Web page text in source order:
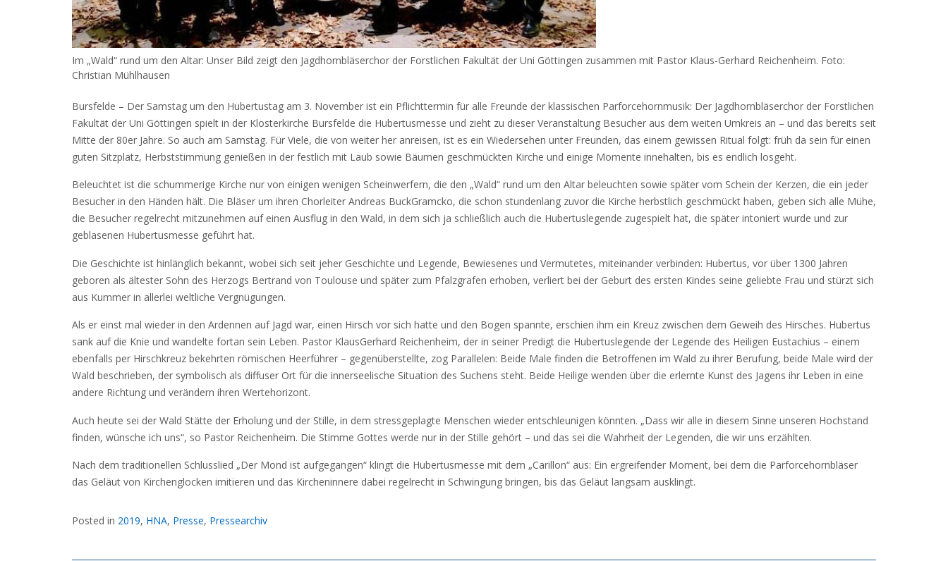
Im „Wald“ rund um den Altar: Unser Bild zeigt den Jagdhornbläserchor der Forstlichen Fakultät der Uni Göttingen zusammen mit Pastor Klaus-Gerhard Reichenheim. Foto:
Christian Mühlhausen
Bursfelde – Der Samstag um den Hubertustag am 3. November ist ein Pflichttermin für alle Freunde der klassischen Parforcehornmusik: Der Jagdhornbläserchor der Forstlichen
Fakultät der Uni Göttingen spielt in der Klosterkirche Bursfelde die Hubertusmesse und zieht zu dieser Veranstaltung Besucher aus dem weiten Umkreis an – und das bereits seit
Mitte der 80er Jahre. So auch am Samstag. Für Viele, die von weiter her anreisen, ist es ein Wiedersehen unter Freunden, das einem gewissen Ritual folgt: früh da sein für einen
guten Sitzplatz, Herbststimmung genießen in der festlich mit Laub sowie Bäumen geschmückten Kirche und einige Momente innehalten, bis es endlich losgeht.
Beleuchtet ist die schummerige Kirche nur von einigen wenigen Scheinwerfern, die den „Wald“ rund um den Altar beleuchten sowie später vom Schein der Kerzen, die ein jeder
Besucher in den Händen hält. Die Bläser um ihren Chorleiter Andreas BuckGramcko, die schon stundenlang zuvor die Kirche herbstlich geschmückt haben, geben sich alle Mühe,
die Besucher regelrecht mitzunehmen auf einen Ausflug in den Wald, in dem sich ja schließlich auch die Hubertuslegende zugespielt hat, die später intoniert wurde und zur
geblasenen Hubertusmesse geführt hat.
Die Geschichte ist hinlänglich bekannt, wobei sich seit jeher Geschichte und Legende, Bewiesenes und Vermutetes, miteinander verbinden: Hubertus, vor über 1300 Jahren
geboren als ältester Sohn des Herzogs Bertrand von Toulouse und später zum Pfalzgrafen erhoben, verliert bei der Geburt des ersten Kindes seine geliebte Frau und stürzt sich
aus Kummer in allerlei weltliche Vergnügungen.
Als er einst mal wieder in den Ardennen auf Jagd war, einen Hirsch vor sich hatte und den Bogen spannte, erschien ihm ein Kreuz zwischen dem Geweih des Hirsches. Hubertus
sank auf die Knie und wandelte fortan sein Leben. Pastor KlausGerhard Reichenheim, der in seiner Predigt die Hubertuslegende der Legende des Heiligen Eustachius – einem
ebenfalls per Hirschkreuz bekehrten römischen Heerführer – gegenüberstellte, zog Parallelen: Beide Male finden die Betroffenen im Wald zu ihrer Berufung, beide Male wird der
Wald beschrieben, der symbolisch als diffuser Ort für die innerseelische Situation des Suchens steht. Beide Heilige wenden über die erlernte Kunst des Jagens ihr Leben in eine
andere Richtung und verändern ihren Wertehorizont.
Auch heute sei der Wald Stätte der Erholung und der Stille, in dem stressgeplagte Menschen wieder entschleunigen könnten. „Dass wir alle in diesem Sinne unseren Hochstand
finden, wünsche ich uns“, so Pastor Reichenheim. Die Stimme Gottes werde nur in der Stille gehört – und das sei die Wahrheit der Legenden, die wir uns erzählten.
Nach dem traditionellen Schlusslied „Der Mond ist aufgegangen“ klingt die Hubertusmesse mit dem „Carillon“ aus: Ein ergreifender Moment, bei dem die Parforcehornbläser
das Geläut von Kirchenglocken imitieren und das Kircheninnere dabei regelrecht in Schwingung bringen, bis das Geläut langsam ausklingt.
Posted in 2019, HNA, Presse, Pressearchiv